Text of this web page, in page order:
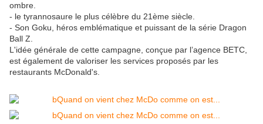
ombre.
- le tyrannosaure le plus célèbre du 21ème siècle.
- Son Goku, héros emblématique et puissant de la série Dragon
Ball Z.
L'idée générale de cette campagne, conçue par l’agence BETC,
est également de valoriser les services proposés par les
restaurants McDonald's.